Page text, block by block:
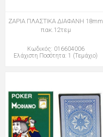
ΖΑΡΙΑ ΠΛΑΣΤΙΚΑ ΔΙΑΦΑΝΗ 18mm
πακ.12τεμ
Κωδικός: 016604006
Ελάχιστη Ποσότητα: 1 (Τεμάχιο)